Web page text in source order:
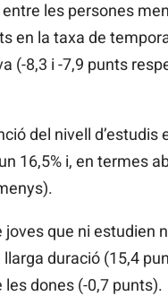
les persones
en la taxa de
8,3 i -7,9 punts
del nivell d’estudis
16,5% i, en termes
joves que ni estudien
duració (15,4
dones (-0,7 punts).